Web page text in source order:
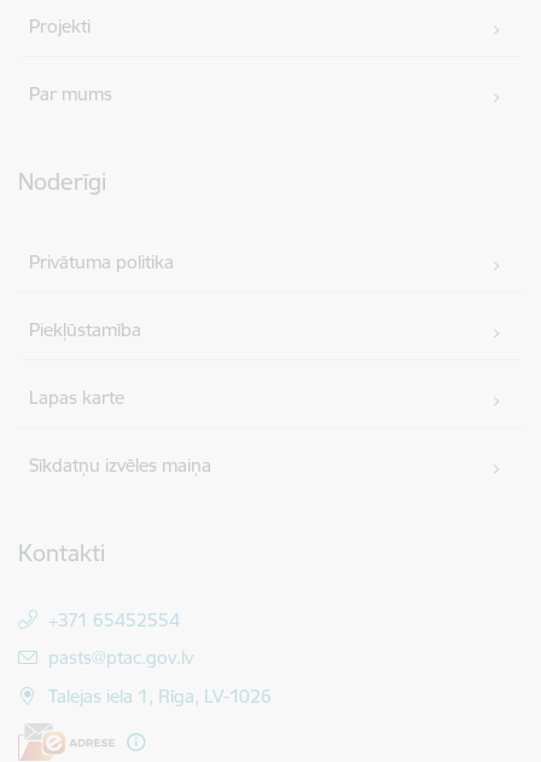
Projekti
Par mums
Noderīgi
Privātuma politika
Piekļūstamība
Lapas karte
Sīkdatņu izvēles maiņa
Kontakti
+371 65452554
E-pasts:
pasts@ptac.gov.lv
Talejas iela 1, Rīga, LV-1026